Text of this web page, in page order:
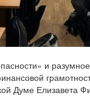
и
Думе Елизавета